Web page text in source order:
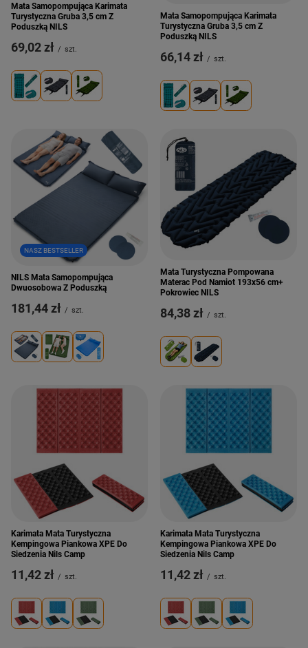
Mata Samopompująca Karimata
Turystyczna Gruba 3,5 cm Z
Poduszką NILS
69,02 zł / szt.
Mata Samopompująca Karimata
Turystyczna Gruba 3,5 cm Z
Poduszką NILS
66,14 zł / szt.
NASZ BESTSELLER
NILS Mata Samopompująca
Dwuosobowa Z Poduszką
181,44 zł / szt.
Mata Turystyczna Pompowana
Materac Pod Namiot 193x56 cm+
Pokrowiec NILS
84,38 zł / szt.
Karimata Mata Turystyczna
Kempingowa Piankowa XPE Do
Siedzenia Nils Camp
11,42 zł / szt.
Karimata Mata Turystyczna
Kempingowa Piankowa XPE Do
Siedzenia Nils Camp
11,42 zł / szt.